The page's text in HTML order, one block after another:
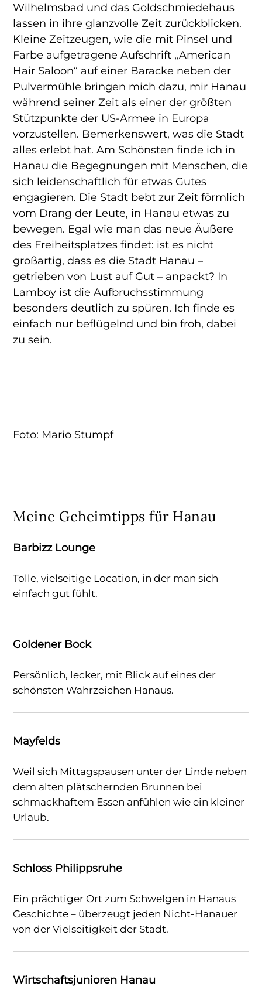
Wilhelmsbad und das Goldschmiedehaus
lassen in ihre glanzvolle Zeit zurückblicken.
Kleine Zeitzeugen, wie die mit Pinsel und
Farbe aufgetragene Aufschrift „American
Hair Saloon“ auf einer Baracke neben der
Pulvermühle bringen mich dazu, mir Hanau
während seiner Zeit als einer der größten
Stützpunkte der US-Armee in Europa
vorzustellen. Bemerkenswert, was die Stadt
alles erlebt hat. Am Schönsten finde ich in
Hanau die Begegnungen mit Menschen, die
sich leidenschaftlich für etwas Gutes
engagieren. Die Stadt bebt zur Zeit förmlich
vom Drang der Leute, in Hanau etwas zu
bewegen. Egal wie man das neue Äußere
des Freiheitsplatzes findet: ist es nicht
großartig, dass es die Stadt Hanau –
getrieben von Lust auf Gut – anpackt? In
Lamboy ist die Aufbruchsstimmung
besonders deutlich zu spüren. Ich finde es
einfach nur beflügelnd und bin froh, dabei
zu sein.
Foto: Mario Stumpf
Meine Geheimtipps für Hanau
Barbizz Lounge
Tolle, vielseitige Location, in der man sich
einfach gut fühlt.
Goldener Bock
Persönlich, lecker, mit Blick auf eines der
schönsten Wahrzeichen Hanaus.
Mayfelds
Weil sich Mittagspausen unter der Linde neben
dem alten plätschernden Brunnen bei
schmackhaftem Essen anfühlen wie ein kleiner
Urlaub.
Schloss Philippsruhe
Ein prächtiger Ort zum Schwelgen in Hanaus
Geschichte – überzeugt jeden Nicht-Hanauer
von der Vielseitigkeit der Stadt.
Wirtschaftsjunioren Hanau